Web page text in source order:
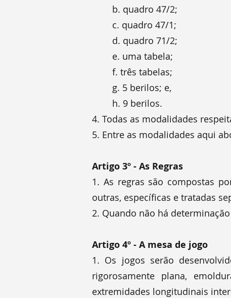
b. quadro 47/2;
c. quadro 47/1;
d. quadro 71/2;
e. uma tabela;
f. três tabelas;
g. 5 berilos; e,
h. 9 berilos.
4. Todas as modalidades
5. Entre as modalidades aqui
Artigo 3º - As Regras
1. As regras são compostas
outras, específicas e tratadas
2. Quando não há
Artigo 4º - A mesa de jogo
1. Os jogos serão
rigorosamente plana,
extremidades longitudinais